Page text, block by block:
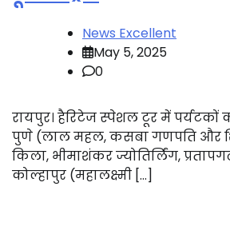
News Excellent
May 5, 2025
0
रायपुर। हैरिटेज स्पेशल टूर में पर्यटकों
पुणे (लाल महल, कसबा गणपति और
किला, भीमाशंकर ज्योतिर्लिंग,
कोल्हापुर (महालक्ष्मी […]